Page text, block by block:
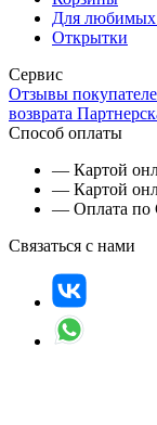
Для
Открытки
Сервис
Отзывы
возврата
Способ оплаты
— Картой
— Картой
— Оплата по
Связаться с нами